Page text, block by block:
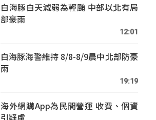
白海豚白天減弱為輕颱 中部以北有局
部豪雨
12:01
白海豚海警維持 8/8-8/9晨中北部防豪
雨
19:19
海外網購App為民間營運 收費、個資
引疑慮